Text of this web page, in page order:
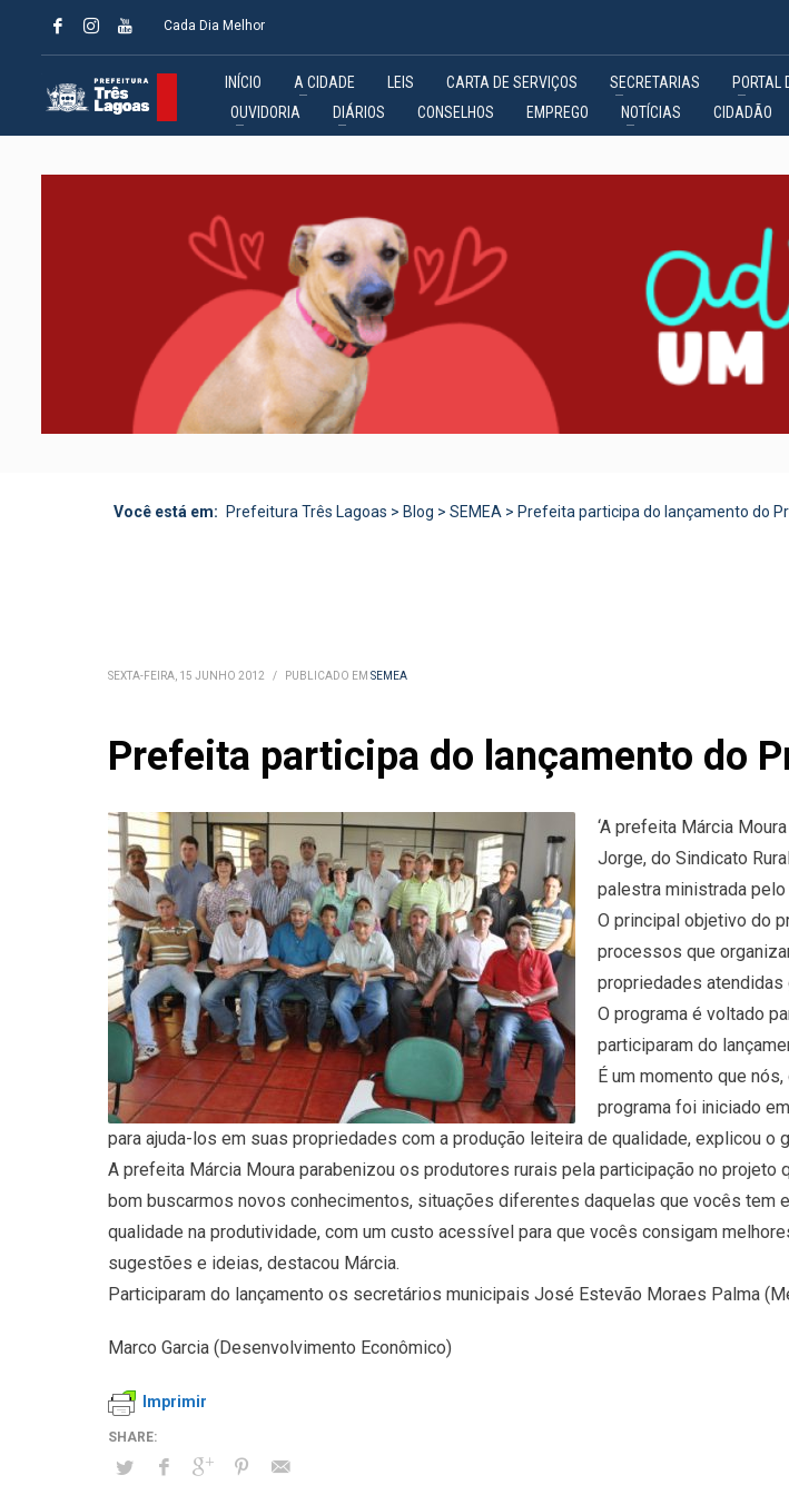
Cada Dia Melhor
INÍCIO A CIDADE LEIS CARTA DE SERVIÇOS SECRETARIAS PORTAL
OUVIDORIA
DIÁRIOS CONSELHOS EMPREGO NOTÍCIAS CIDADÃO
Você está em: Prefeitura Três Lagoas > Blog > SEMEA > Prefeita participa do lançamento do
SEXTA-FEIRA, 15 JUNHO 2012 / PUBLICADO EM SEMEA
Prefeita participa do lançamento do
‘A prefeita Márcia
Jorge, do Sindicato
palestra ministrada
O principal objetivo do
processos que
propriedades atendidas
O programa é voltado
participaram do
É um momento que
programa foi iniciado
para ajuda-los em suas propriedades com a produção leiteira de qualidade, explicou
A prefeita Márcia Moura parabenizou os produtores rurais pela participação no projeto
bom buscarmos novos conhecimentos, situações diferentes daquelas que vocês
qualidade na produtividade, com um custo acessível para que vocês consigam
sugestões e ideias, destacou Márcia.
Participaram do lançamento os secretários municipais José Estevão Moraes Palma
Marco Garcia (Desenvolvimento Econômico)
Imprimir